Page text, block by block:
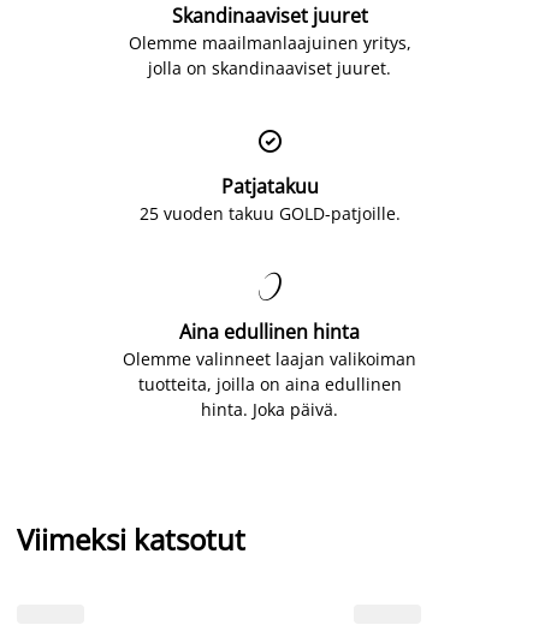
Skandinaaviset juuret
Olemme maailmanlaajuinen yritys,
jolla on skandinaaviset juuret.

Patjatakuu
25 vuoden takuu GOLD-patjoille.

Aina edullinen hinta
Olemme valinneet laajan valikoiman
tuotteita, joilla on aina edullinen
hinta. Joka päivä.
Viimeksi katsotut